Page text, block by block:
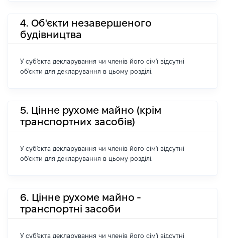
4. Об'єкти незавершеного
будівництва
У суб'єкта декларування чи членів його сім'ї відсутні
об'єкти для декларування в цьому розділі.
5. Цінне рухоме майно (крім
транспортних засобів)
У суб'єкта декларування чи членів його сім'ї відсутні
об'єкти для декларування в цьому розділі.
6. Цінне рухоме майно -
транспортні засоби
У суб'єкта декларування чи членів його сім'ї відсутні